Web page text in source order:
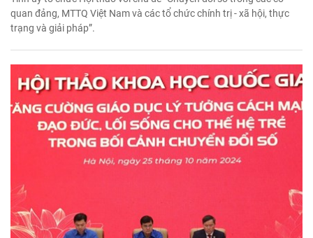
quan đảng, MTTQ Việt Nam và các tổ chức chính trị - xã hội, thực
trạng và giải pháp”.